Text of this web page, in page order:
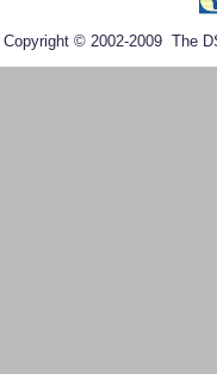
Copyright © 2002-2009 The